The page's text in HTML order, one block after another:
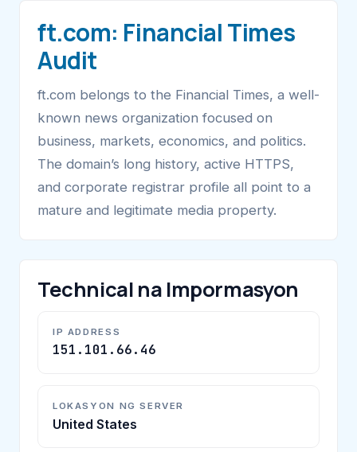
ft.com: Financial Times
Audit
ft.com belongs to the Financial Times, a well-
known news organization focused on
business, markets, economics, and politics.
The domain’s long history, active HTTPS,
and corporate registrar profile all point to a
mature and legitimate media property.
Technical na Impormasyon
IP ADDRESS
151.101.66.46
LOKASYON NG SERVER
United States